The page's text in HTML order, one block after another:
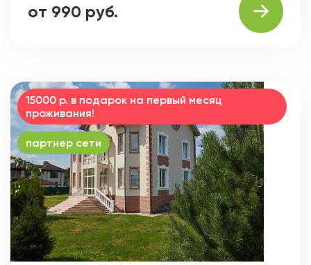
от 990 руб.
15000 р. в подарок на первый месяц
проживания!
партнер сети